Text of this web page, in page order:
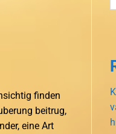
finden
beitrug,
eine Art